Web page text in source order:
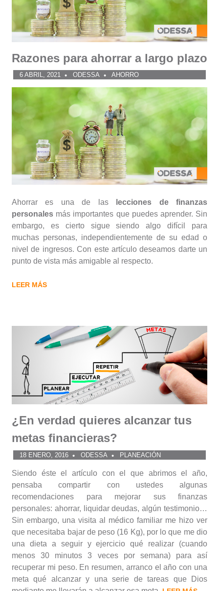
Razones para ahorrar a largo plazo
6 ABRIL, 2021 ODESSA AHORRO
Ahorrar es una de las
lecciones de finanzas
personales más importantes que puedes aprender. Sin
embargo, es cierto sigue siendo algo difícil para
muchas personas, independientemente de su edad o
nivel de ingresos. Con este artículo deseamos darte un
punto de vista más amigable al respecto.
LEER MÁS
¿En verdad quieres alcanzar tus
metas financieras?
18 ENERO, 2016 ODESSA PLANEACIÓN
Siendo éste el artículo con el que abrimos el año,
pensaba compartir con ustedes algunas
recomendaciones para mejorar sus finanzas
personales: ahorrar, liquidar deudas, algún testimonio…
Sin embargo, una visita al médico familiar me hizo ver
que necesitaba bajar de peso (16 Kg), por lo que me dio
una dieta a seguir y ejercicio qué realizar (cuando
menos 30 minutos 3 veces por semana) para así
recuperar mi peso. En resumen, arranco el año con una
meta qué alcanzar y una serie de tareas que Dios